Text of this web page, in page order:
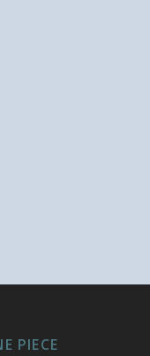
PIECE